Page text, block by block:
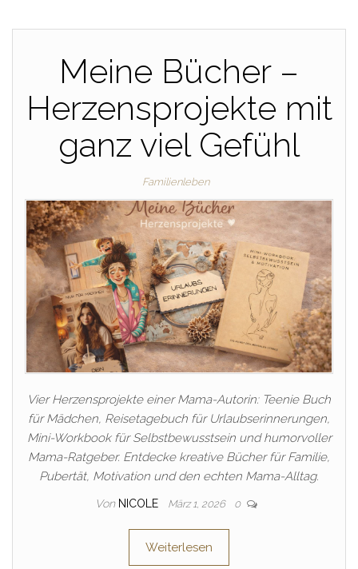
Meine Bücher –
Herzensprojekte mit
ganz viel Gefühl
Familienleben
Vier Herzensprojekte einer Mama-Autorin: Teenie Buch
für Mädchen, Reisetagebuch für Urlaubserinnerungen,
Mini-Workbook für Selbstbewusstsein und humorvoller
Mama-Ratgeber. Entdecke kreative Bücher für Familie,
Pubertät, Motivation und den echten Mama-Alltag.
Von NICOLE März 1, 2026 0
Weiterlesen